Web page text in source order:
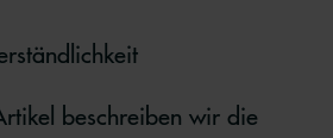
beschreiben wir die